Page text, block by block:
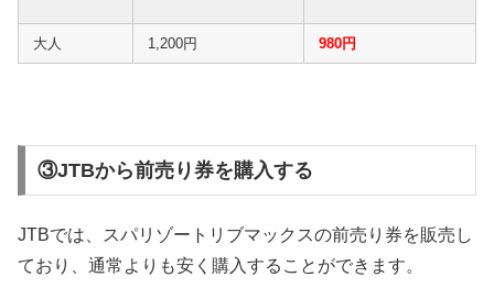
大人 1,200円 980円
③JTBから前売り券を購入する
JTBでは、スパリゾートリブマックスの前売り券を販売し
ており、通常よりも安く購入することができます。